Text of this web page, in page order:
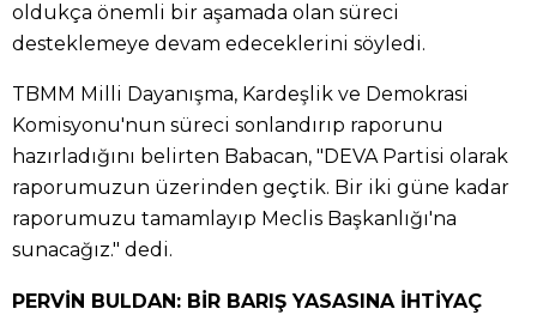
oldukça önemli bir aşamada olan süreci
desteklemeye devam edeceklerini söyledi.
TBMM Milli Dayanışma, Kardeşlik ve Demokrasi
Komisyonu'nun süreci sonlandırıp raporunu
hazırladığını belirten Babacan, "DEVA Partisi olarak
raporumuzun üzerinden geçtik. Bir iki güne kadar
raporumuzu tamamlayıp Meclis Başkanlığı'na
sunacağız." dedi.
PERVİN BULDAN: BİR BARIŞ YASASINA İHTİYAÇ